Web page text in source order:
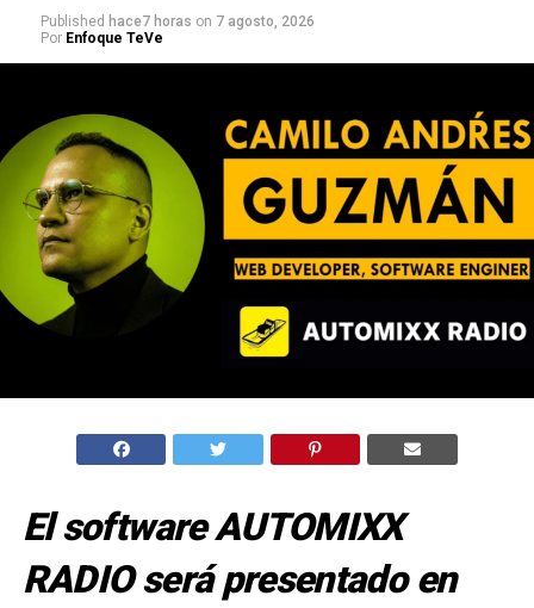
Published hace7 horas on 7 agosto, 2026
Por Enfoque TeVe
El software AUTOMIXX
RADIO será presentado en